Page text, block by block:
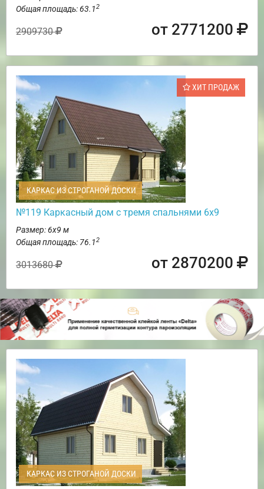
Общая площадь: 63.12
2909730 от 2771200
ХИТ ПРОДАЖ
КАРКАС ИЗ СТРОГАНОЙ ДОСКИ
№119 Каркасный дом с тремя спальнями 6х9
Размер: 6х9 м
Общая площадь: 76.12
3013680 от 2870200
КАРКАС ИЗ СТРОГАНОЙ ДОСКИ